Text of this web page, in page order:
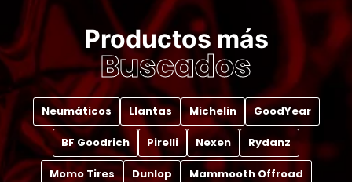
Productos más
Buscados
Neumáticos Llantas Michelin GoodYear
BF Goodrich Pirelli Nexen Rydanz
Momo Tires Dunlop Mammooth Offroad